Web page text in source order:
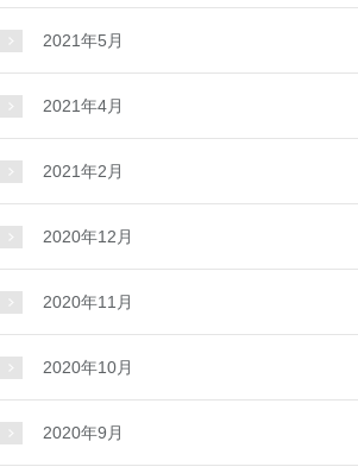
2021年5月
2021年4月
2021年2月
2020年12月
2020年11月
2020年10月
2020年9月